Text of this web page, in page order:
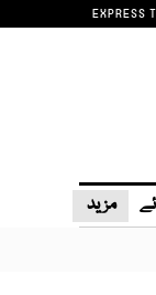
EXPRESS
مزید